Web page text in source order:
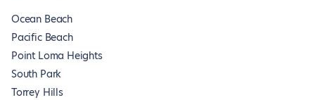
Ocean Beach
Pacific Beach
Point Loma Heights
South Park
Torrey Hills